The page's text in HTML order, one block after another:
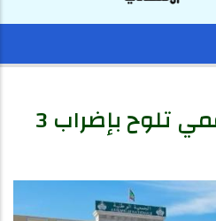
نقاط التحويل الرقمي تلوح بإضراب 3